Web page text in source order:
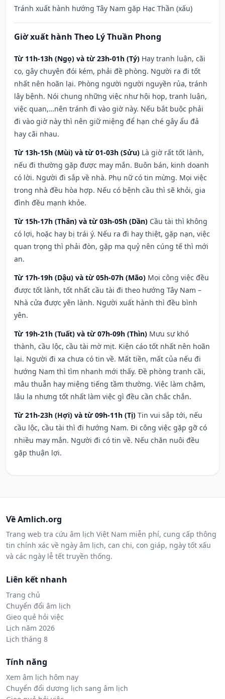
Tránh xuất hành hướng Tây Nam gặp Hạc Thần (xấu)
Giờ xuất hành Theo Lý Thuần Phong
Từ 11h-13h (Ngọ) và từ 23h-01h (Tý) Hay tranh luận, cãi
cọ, gây chuyện đói kém, phải đề phòng. Người ra đi tốt
nhất nên hoãn lại. Phòng người người nguyền rủa, tránh
lây bệnh. Nói chung những việc như hội họp, tranh luận,
việc quan,…nên tránh đi vào giờ này. Nếu bắt buộc phải
đi vào giờ này thì nên giữ miệng để hạn ché gây ẩu đả
hay cãi nhau.
Từ 13h-15h (Mùi) và từ 01-03h (Sửu) Là giờ rất tốt lành,
nếu đi thường gặp được may mắn. Buôn bán, kinh doanh
có lời. Người đi sắp về nhà. Phụ nữ có tin mừng. Mọi việc
trong nhà đều hòa hợp. Nếu có bệnh cầu thì sẽ khỏi, gia
đình đều mạnh khỏe.
Từ 15h-17h (Thân) và từ 03h-05h (Dần) Cầu tài thì không
có lợi, hoặc hay bị trái ý. Nếu ra đi hay thiệt, gặp nạn, việc
quan trọng thì phải đòn, gặp ma quỷ nên cúng tế thì mới
an.
Từ 17h-19h (Dậu) và từ 05h-07h (Mão) Mọi công việc đều
được tốt lành, tốt nhất cầu tài đi theo hướng Tây Nam –
Nhà cửa được yên lành. Người xuất hành thì đều bình
yên.
Từ 19h-21h (Tuất) và từ 07h-09h (Thìn) Mưu sự khó
thành, cầu lộc, cầu tài mờ mịt. Kiện cáo tốt nhất nên hoãn
lại. Người đi xa chưa có tin về. Mất tiền, mất của nếu đi
hướng Nam thì tìm nhanh mới thấy. Đề phòng tranh cãi,
mâu thuẫn hay miệng tiếng tầm thường. Việc làm chậm,
lâu la nhưng tốt nhất làm việc gì đều cần chắc chắn.
Từ 21h-23h (Hợi) và từ 09h-11h (Tị) Tin vui sắp tới, nếu
cầu lộc, cầu tài thì đi hướng Nam. Đi công việc gặp gỡ có
nhiều may mắn. Người đi có tin về. Nếu chăn nuôi đều
gặp thuận lợi.
Về Amlich.org
Trang web tra cứu âm lịch Việt Nam miễn phí, cung cấp thông
tin chính xác về ngày âm lịch, can chi, con giáp, ngày tốt xấu
và các ngày lễ tết truyền thống.
Liên kết nhanh
Trang chủ
Chuyển đổi âm lịch
Gieo quẻ hỏi việc
Lịch năm 2026
Lịch tháng 8
Tính năng
Xem âm lịch hôm nay
Chuyển đổi dương lịch sang âm lịch